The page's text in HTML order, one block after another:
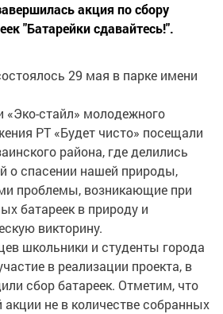
акция по сбору
"Батарейки сдавайтесь!".
29 мая в парке имени
«Эко-стайл» молодежного
РТ «Будет чисто» посещали
района, где делились
о спасении нашей природы,
проблемы, возникающие при
батареек в природу и
викторину.
школьники и студенты города
в реализации проекта, в
сбор батареек. Отметим, что
акции не в количестве собранных